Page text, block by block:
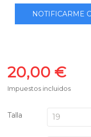
NOTIFICARME
20,00 €
Impuestos incluidos
Talla